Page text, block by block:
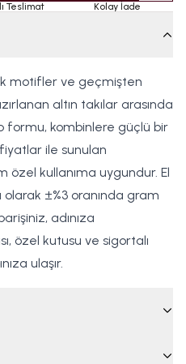
Teslimat Kolay İade
motifler ve geçmişten
altın takılar arasında
formu, kombinlere güçlü bir
ile sunulan
kullanıma uygundur. El
olarak ±%3 oranında gram
adınıza
özel kutusu ve sigortalı
ulaşır.